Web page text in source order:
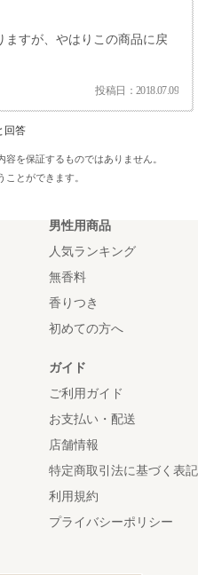
すが、やはりこの商品に戻
投稿日：2018.07.09
回答
を保証するものではありません。
ことができます。
男性用商品
人気ランキング
無香料
香りつき
初めての方へ
ガイド
ご利用ガイド
お支払い・配送
店舗情報
特定商取引法に基づく表記
利用規約
プライバシーポリシー